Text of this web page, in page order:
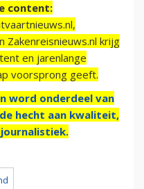
content:
Zakenreisnieuws.nl krijg
en jarenlange
voorsprong geeft.
word onderdeel van
hecht aan kwaliteit,